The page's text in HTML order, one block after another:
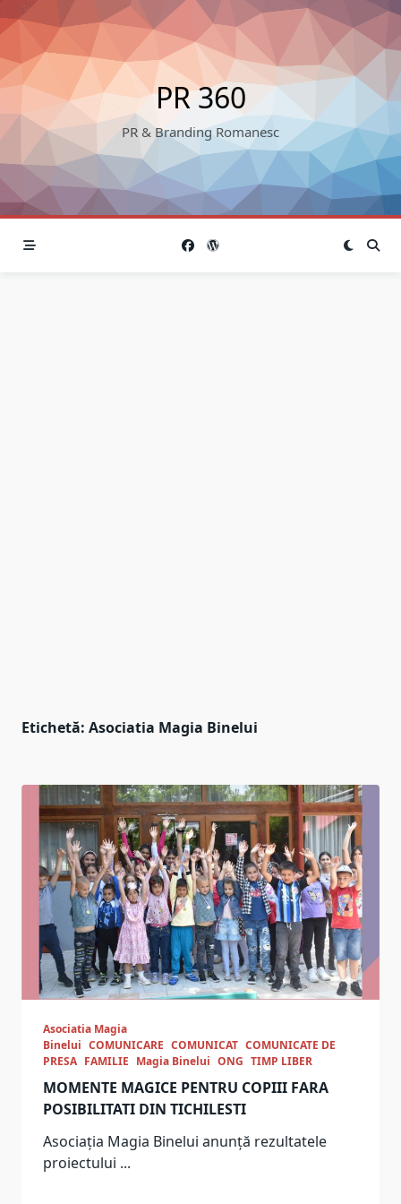
Skip
to
content
PR 360
PR & Branding Romanesc
Etichetă: Asociatia Magia Binelui
Asociatia Magia
Binelui COMUNICARE COMUNICAT COMUNICATE DE
PRESA FAMILIE Magia Binelui ONG TIMP LIBER
MOMENTE MAGICE PENTRU COPIII FARA
POSIBILITATI DIN TICHILESTI
Asociația Magia Binelui anunță rezultatele
proiectului ...